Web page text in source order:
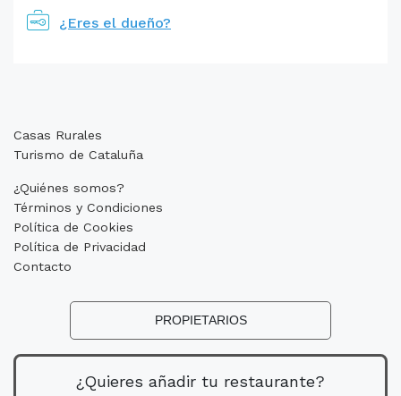
¿Eres el dueño?
Casas Rurales
Turismo de Cataluña
¿Quiénes somos?
Términos y Condiciones
Política de Cookies
Política de Privacidad
Contacto
PROPIETARIOS
¿Quieres añadir tu restaurante?